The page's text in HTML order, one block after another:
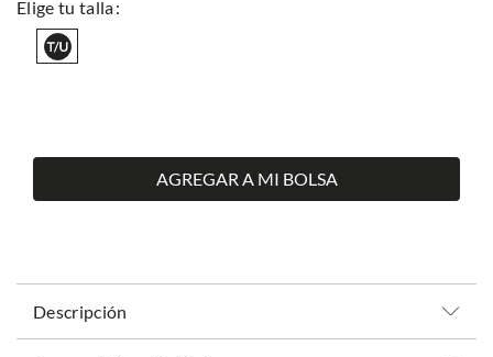
AGREGAR A MI BOLSA
Descripción